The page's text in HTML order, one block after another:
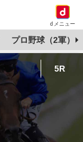
dメニュー
プロ野球（2軍）
5R